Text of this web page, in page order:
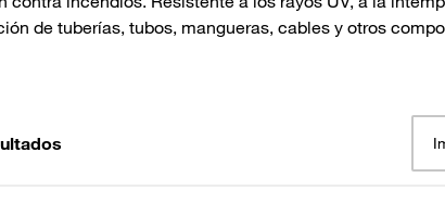
de tuberías, tubos, mangueras, cables y otros